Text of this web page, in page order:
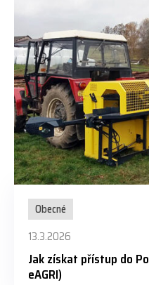
Obecné
13.3.2026
Jak získat přístup do
eAGRI)